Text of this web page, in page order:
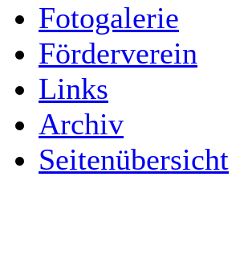
Fotogalerie
Förderverein
Links
Archiv
Seitenübersicht